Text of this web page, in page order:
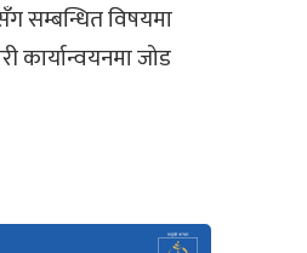
सम्बन्धित विषयमा
कार्यान्वयनमा जोड